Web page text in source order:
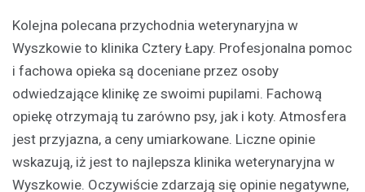
Kolejna polecana przychodnia weterynaryjna w
Wyszkowie to klinika Cztery Łapy. Profesjonalna pomoc
i fachowa opieka są doceniane przez osoby
odwiedzające klinikę ze swoimi pupilami. Fachową
opiekę otrzymają tu zarówno psy, jak i koty. Atmosfera
jest przyjazna, a ceny umiarkowane. Liczne opinie
wskazują, iż jest to najlepsza klinika weterynaryjna w
Wyszkowie. Oczywiście zdarzają się opinie negatywne,